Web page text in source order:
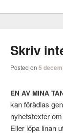
Skriv
Posted on5
EN AV MINA
kan föräd­las
nyhet­s­tex­ter
Eller löpa linan